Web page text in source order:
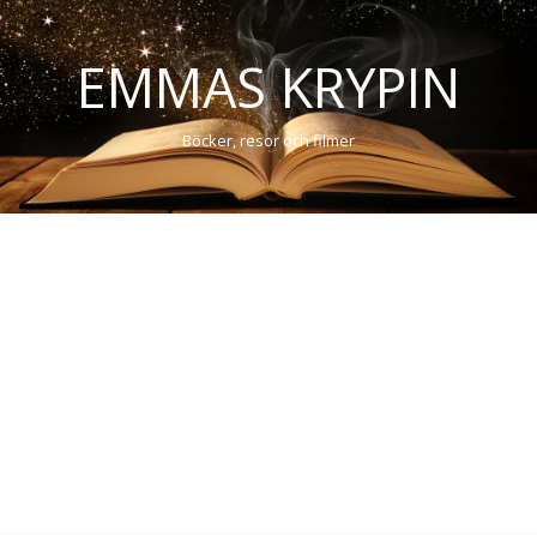
EMMAS KRYPIN
Böcker, resor och filmer